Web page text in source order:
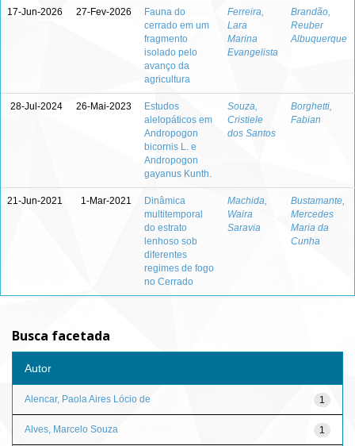
17-Jun-2026 27-Fev-2026
Fauna do
cerrado em um
fragmento
isolado pelo
avanço da
agricultura
Ferreira,
Lara
Marina
Evangelista
Brandão,
Reuber
Albuquerque
28-Jul-2024 26-Mai-2023
Estudos
alelopáticos em
Andropogon
bicornis L. e
Andropogon
gayanus Kunth.
Souza,
Cristiele
dos Santos
Borghetti,
Fabian
21-Jun-2021 1-Mar-2021
Dinâmica
multitemporal
do estrato
lenhoso sob
diferentes
regimes de fogo
no Cerrado
Machida,
Waira
Saravia
Bustamante,
Mercedes
Maria da
Cunha
Busca facetada
Autor
1
Alencar, Paola Aires Lócio de
1
Alves, Marcelo Souza